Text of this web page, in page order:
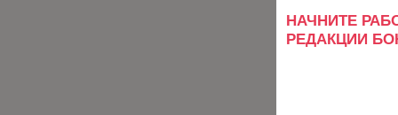
НАЧНИТЕ
РЕДАКЦИИ